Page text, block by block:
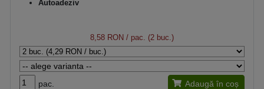
Autoadeziv
8,58 RON / pac. (2 buc.)
pac. Adaugă în coș